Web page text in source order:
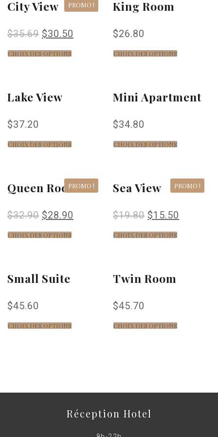
PROMO !
City View
$35.69 $30.50
CHOIX DES OPTIONS
King Room
$26.80
CHOIX DES OPTIONS
Lake View
$37.20
CHOIX DES OPTIONS
Mini Apartment
$34.80
CHOIX DES OPTIONS
PROMO !
Queen Room
$32.90 $28.90
CHOIX DES OPTIONS
PROMO !
Sea View
$19.80 $15.50
CHOIX DES OPTIONS
Small Suite
$45.60
CHOIX DES OPTIONS
Twin Room
$45.70
CHOIX DES OPTIONS
Réception Hotel